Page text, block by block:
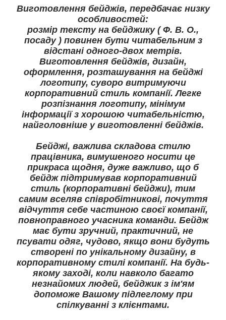
Виготовлення бейджів, передбачає низку
особливостей:
розмір тексту на бейджику ( Ф. В. О.,
посаду ) повинен бути читабельним з
відстані одного-двох метрів.
Виготовлення бейджів, дизайн,
оформлення, розташування на бейджі
логотипу, суворо витримуючи
корпоративний стиль компанії. Легке
розпізнання логотипу, мінімум
інформації з хорошою читабельністю,
найголовніше у виготовленні бейджів.
Бейджі, важлива складова стилю
працівника, вимушеного носити це
прикраса щодня, дуже важливо, що б
бейдж підтримував корпоративний
стиль (корпоративні бейджи), тим
самим вселяв співробітникові, почуття
відчуття себе частиною своєї компанії,
повноправного учасника команди. Бейдж
має бути зручний, практичний, не
псувати одяг, чудово, якщо вони будуть
створені по унікальному дизайну, в
корпоративному стилі компанії. На будь-
якому заході, коли навколо багато
незнайомих людей, бейджик з ім'ям
допоможе Вашому підлеглому при
спілкуванні з клієнтами.